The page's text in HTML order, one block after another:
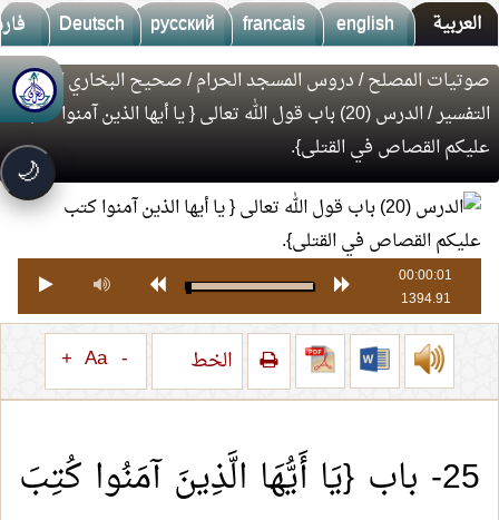
العربية english
francais
русский
Deutsch
🌙
🚀جديد الموقع!
تعرف على أحدث المميزات
⚡ سرعة فائقة
🎨 تصميم جديد كلياً
واجهة أكثر أناقة وسهولة
🔔تتابع كل جديد بخطوة واحدة
صوتيات المصلح/دروس المسجد الحرام/صحيح البخاري/كتاب
التفسير
/ الدرس (20) باب قول الله تعالى { يا أيها الذين آمنوا كتب
عليكم القصاص في القتلى}.
00:00:01
1394.91
الخط -
Aa
+
25- باب {يَا أَيُّهَا الَّذِينَ آمَنُوا كُتِبَ